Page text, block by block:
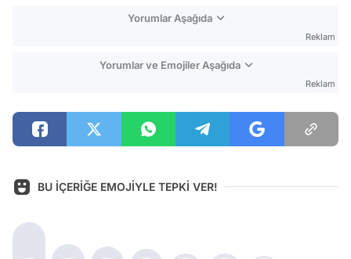
Yorumlar Aşağıda
Reklam
Yorumlar ve Emojiler Aşağıda
Reklam
BU İÇERİĞE EMOJİYLE TEPKİ VER!